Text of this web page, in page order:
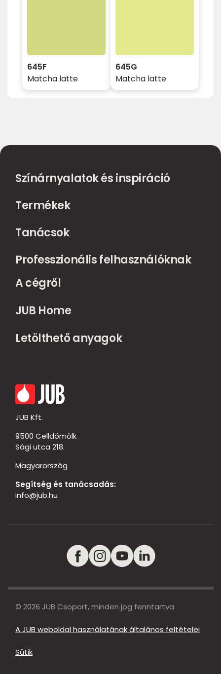
645F
Matcha latte
645G
Matcha latte
Színárnyalatok és inspiráció
Termékek
Tanácsok
Professzionális felhasználóknak
A cégről
JUB Home
Letölthető anyagok
JUB Kft.
9500 Celldömölk
Sági utca 218.
Magyarország
Segítség és tanácsadás:
info@jub.hu
© 2026 JUB Csoport, minden jog fenntartva
A JUB weboldal használatának általános feltételei
Sütik